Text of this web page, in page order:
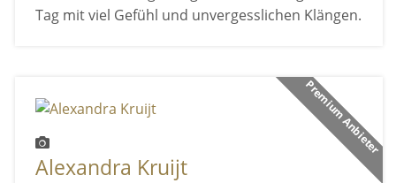
Tag mit viel Gefühl und unvergesslichen Klängen.
Premium Anbieter
Alexandra Kruijt